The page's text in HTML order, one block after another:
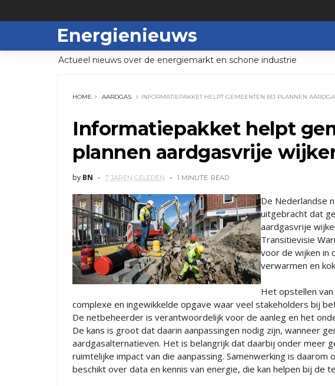
Energienieuws
Actueel nieuws over de energiemarkt en schone industrie
HOME AARDGAS INFORMATIEPAKKET HELPT GEMEENTEN BIJ PLANNEN
Informatiepakket helpt
plannen aardgasvrije
by BN 7 JAREN GELEDEN 1 MINUTE READ
De Nederlandse
uitgebracht dat
aardgasvrije
Transitievisie
voor de wijken in
verwarmen en
Het opstellen
complexe en ingewikkelde opgave waar veel stakeholders bij
De netbeheerder is verantwoordelijk voor de aanleg en het
De kans is groot dat daarin aanpassingen nodig zijn, wanneer
aardgasalternatieven. Het is belangrijk dat daarbij onder meer
ruimtelijke impact van die aanpassing. Samenwerking is
beschikt over data en kennis van energie, die kan helpen bij de